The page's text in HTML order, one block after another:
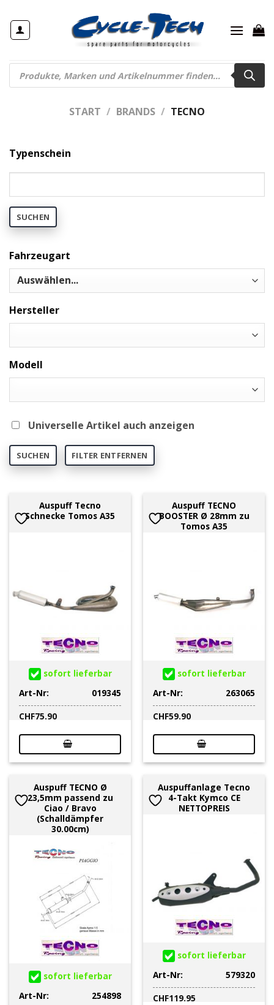
Inhalt
springen
Products
search
START / BRANDS / TECNO
Typenschein
SUCHEN
Fahrzeugart
Hersteller
Modell
Universelle Artikel auch anzeigen
SUCHEN FILTER ENTFERNEN
Auspuff Tecno
Schnecke Tomos A35
sofort lieferbar
Art-Nr:
019345
CHF75.90
Auspuff TECNO
BOOSTER Ø 28mm zu
Tomos A35
sofort lieferbar
Art-Nr:
263065
CHF59.90
Auspuff TECNO Ø
23,5mm passend zu
Ciao / Bravo
(Schalldämpfer
30.00cm)
sofort lieferbar
Art-Nr:
254898
Auspuffanlage Tecno
4-Takt Kymco CE
NETTOPREIS
sofort lieferbar
Art-Nr:
579320
CHF119.95